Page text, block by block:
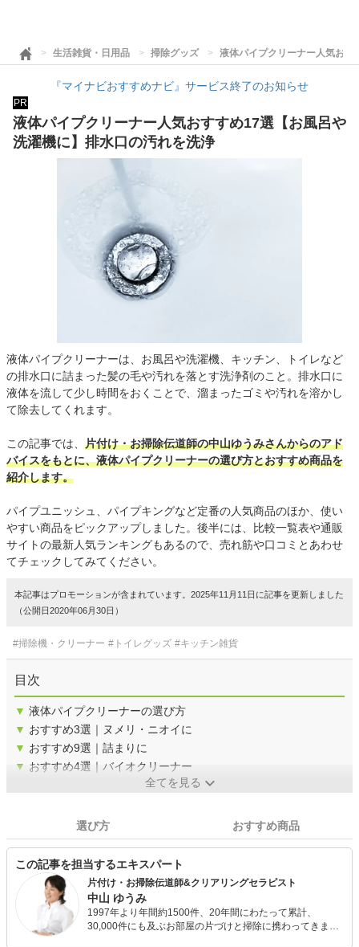
生活雑貨・日用品 掃除グッズ 液体パイプクリーナー人気お
『マイナビおすすめナビ』サービス終了のお知らせ
PR
液体パイプクリーナー人気おすすめ17選【お風呂や
洗濯機に】排水口の汚れを洗浄
液体パイプクリーナーは、お風呂や洗濯機、キッチン、トイレなど
の排水口に詰まった髪の毛や汚れを落とす洗浄剤のこと。排水口に
液体を流して少し時間をおくことで、溜まったゴミや汚れを溶かし
て除去してくれます。
この記事では、 片付け・お掃除伝道師の中山ゆうみさんからのアド
バイスをもとに、液体パイプクリーナーの選び方とおすすめ商品を
紹介します。
パイプユニッシュ、パイプキングなど定番の人気商品のほか、使い
やすい商品をピックアップしました。後半には、比較一覧表や通販
サイトの最新人気ランキングもあるので、売れ筋や口コミとあわせ
てチェックしてみてください。
本記事はプロモーションが含まれています。2025年11月11日に記事を更新しました
（公開日2020年06月30日）
#掃除機・クリーナー #トイレグッズ #キッチン雑貨
目次
▼ 液体パイプクリーナーの選び方
▼ おすすめ3選｜ヌメリ・ニオイに
▼ おすすめ9選｜詰まりに
▼ おすすめ4選｜バイオクリーナー
全てを見る
選び方 おすすめ商品
この記事を担当するエキスパート
片付け・お掃除伝道師&クリアリングセラピスト
中山 ゆうみ
1997年より年間約1500件、20年間にわたって累計、
30,000件にも及ぶお部屋の片づけと掃除に携わってきまし